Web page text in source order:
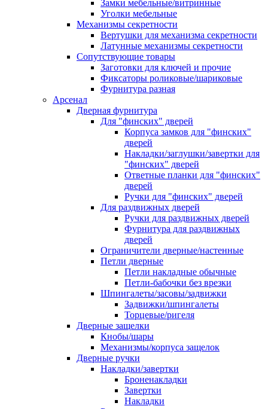
Замки мебельные/витринные
Уголки мебельные
Механизмы секретности
Вертушки для механизма секретности
Латунные механизмы секретности
Сопутствующие товары
Заготовки для ключей и прочие
Фиксаторы роликовые/шариковые
Фурнитура разная
Арсенал
Дверная фурнитура
Для "финских" дверей
Корпуса замков для "финских"
дверей
Накладки/заглушки/завертки для
"финских" дверей
Ответные планки для "финских"
дверей
Ручки для "финских" дверей
Для раздвижных дверей
Ручки для раздвижных дверей
Фурнитура для раздвижных
дверей
Ограничители дверные/настенные
Петли дверные
Петли накладные обычные
Петли-бабочки без врезки
Шпингалеты/засовы/задвижки
Задвижки/шпингалеты
Торцевые/ригеля
Дверные защелки
Кнобы/шары
Механизмы/корпуса защелок
Дверные ручки
Накладки/завертки
Броненакладки
Завертки
Накладки